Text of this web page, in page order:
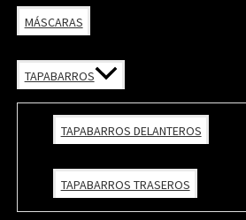
MÁSCARAS
TAPABARROS
TAPABARROS DELANTEROS
TAPABARROS TRASEROS